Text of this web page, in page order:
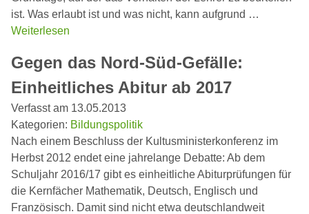
ist. Was erlaubt ist und was nicht, kann aufgrund …
Weiterlesen
Gegen das Nord-Süd-Gefälle:
Einheitliches Abitur ab 2017
Verfasst am 13.05.2013
Kategorien: Bildungspolitik
Nach einem Beschluss der Kultusministerkonferenz im
Herbst 2012 endet eine jahrelange Debatte: Ab dem
Schuljahr 2016/17 gibt es einheitliche Abiturprüfungen für
die Kernfächer Mathematik, Deutsch, Englisch und
Französisch. Damit sind nicht etwa deutschlandweit